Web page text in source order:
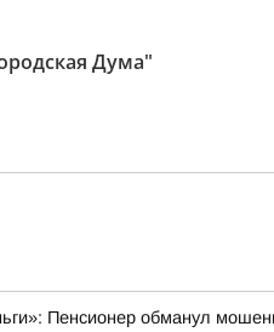
Дума"
Пенсионер обманул